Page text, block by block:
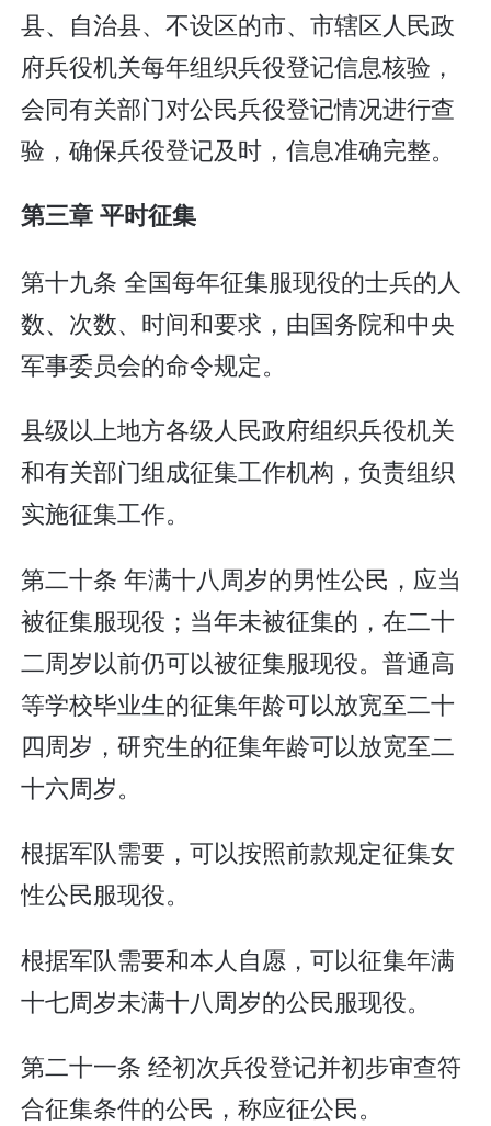
县、自治县、不设区的市、市辖区人民政
府兵役机关每年组织兵役登记信息核验，
会同有关部门对公民兵役登记情况进行查
验，确保兵役登记及时，信息准确完整。
第三章 平时征集
第十九条 全国每年征集服现役的士兵的人
数、次数、时间和要求，由国务院和中央
军事委员会的命令规定。
县级以上地方各级人民政府组织兵役机关
和有关部门组成征集工作机构，负责组织
实施征集工作。
第二十条 年满十八周岁的男性公民，应当
被征集服现役；当年未被征集的，在二十
二周岁以前仍可以被征集服现役。普通高
等学校毕业生的征集年龄可以放宽至二十
四周岁，研究生的征集年龄可以放宽至二
十六周岁。
根据军队需要，可以按照前款规定征集女
性公民服现役。
根据军队需要和本人自愿，可以征集年满
十七周岁未满十八周岁的公民服现役。
第二十一条 经初次兵役登记并初步审查符
合征集条件的公民，称应征公民。